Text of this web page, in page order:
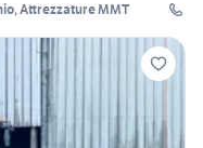
Attrezzature MMT